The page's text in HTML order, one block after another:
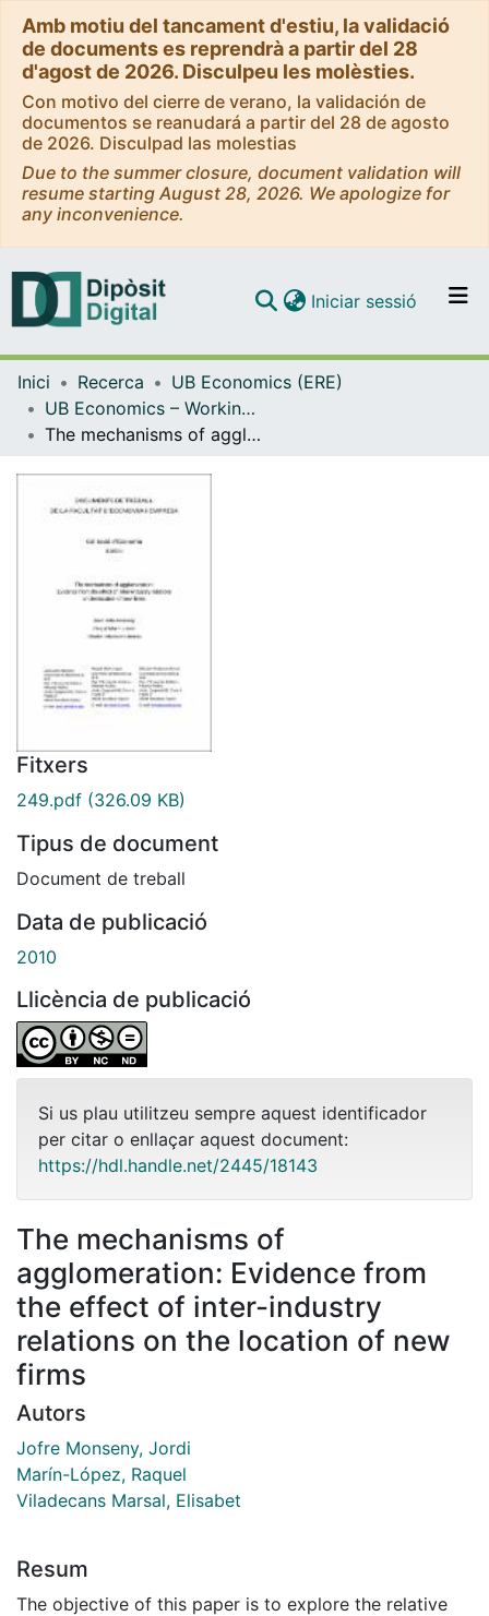
Amb motiu del tancament d'estiu, la validació
de documents es reprendrà a partir del 28
d'agost de 2026. Disculpeu les molèsties.
Con motivo del cierre de verano, la validación de
documentos se reanudará a partir del 28 de agosto
de 2026. Disculpad las molestias
Due to the summer closure, document validation will
resume starting August 28, 2026. We apologize for
any inconvenience.
Navega per tot el DD
Com publicar
Iniciar sessió (current)
Inici Recerca
UB Economics (ERE)
UB Economics – Working Papers [ERE]
The mechanisms of agglomeration: Evidence from the effect of inter-industry relations on the location of new firms
Fitxers
249.pdf (326.09 KB)
Tipus de document
Document de treball
Data de publicació
2010
Llicència de publicació
Si us plau utilitzeu sempre aquest identificador
per citar o enllaçar aquest document:
https://hdl.handle.net/2445/18143
The mechanisms of
agglomeration: Evidence from
the effect of inter-industry
relations on the location of new
firms
Autors
Jofre Monseny, Jordi
Marín-López, Raquel
Viladecans Marsal, Elisabet
Resum
The objective of this paper is to explore the relative